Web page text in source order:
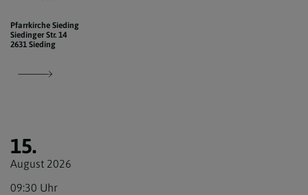
Pfarrkirche Sieding
Siedinger Str. 14
2631 Sieding
15.
August 2026
09:30 Uhr